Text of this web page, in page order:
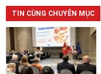
TIN CÙNG CHUYÊN MỤC